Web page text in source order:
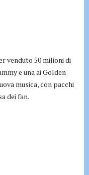
venduto 50 milioni di
e una ai Golden
musica, con pacchi
dei fan.